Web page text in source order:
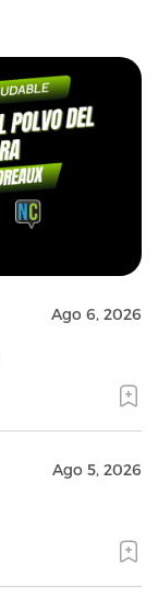
Ago 6, 2026
Ago 5, 2026